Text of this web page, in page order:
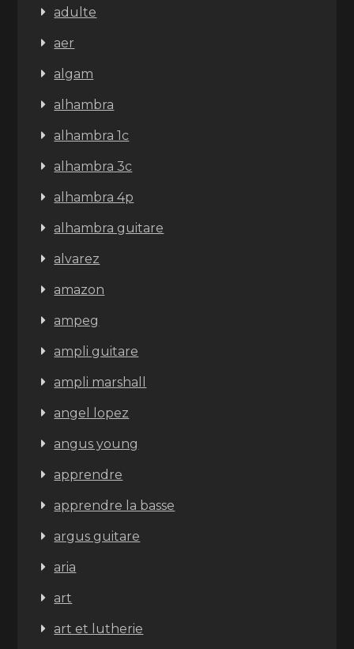
adulte
aer
algam
alhambra
alhambra 1c
alhambra 3c
alhambra 4p
alhambra guitare
alvarez
amazon
ampeg
ampli guitare
ampli marshall
angel lopez
angus young
apprendre
apprendre la basse
argus guitare
aria
art
art et lutherie